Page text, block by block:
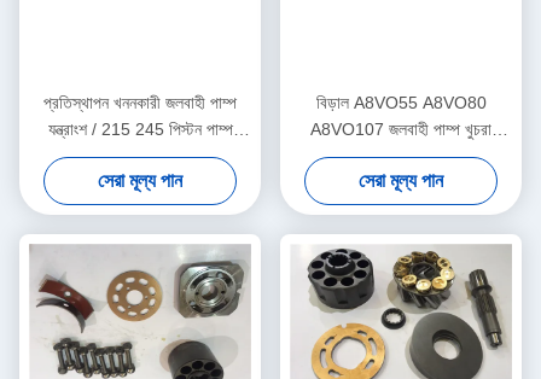
প্রতিস্থাপন খননকারী জলবাহী পাম্প
যন্ত্রাংশ / 215 245 পিস্টন পাম্প
যন্ত্রাংশ
সেরা মূল্য পান
বিড়াল A8VO55 A8VO80
A8VO107 জলবাহী পাম্প খুচরা
যন্ত্রাংশ 5 মাসের ওয়্যারেন্টি
সেরা মূল্য পান